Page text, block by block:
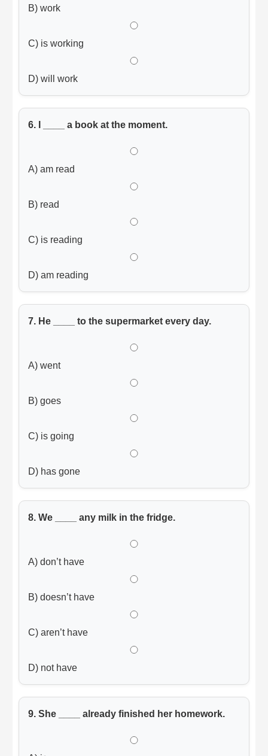
B) work
C) is working
D) will work
6. I ____ a book at the moment.
A) am read
B) read
C) is reading
D) am reading
7. He ____ to the supermarket every day.
A) went
B) goes
C) is going
D) has gone
8. We ____ any milk in the fridge.
A) don’t have
B) doesn’t have
C) aren’t have
D) not have
9. She ____ already finished her homework.